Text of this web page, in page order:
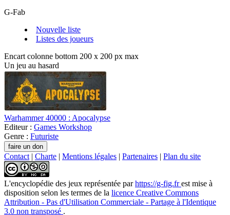
G-Fab
Nouvelle liste
Listes des joueurs
Encart colonne bottom 200 x 200 px max
Un jeu au hasard
Warhammer 40000 : Apocalypse
Editeur : Games Workshop
Genre : Futuriste
Contact | Charte | Mentions légales | Partenaires | Plan du site
L'encyclopédie des jeux représentée parhttps://g-fig.frest mise à
disposition selon les termes de la licence Creative Commons
Attribution - Pas d'Utilisation Commerciale - Partage à l'Identique
3.0 non transposé .